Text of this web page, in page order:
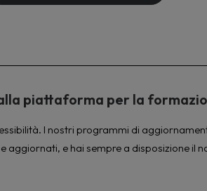
piattaforma per la
I nostri programmi di
aggiornati, e hai sempre a disposizione